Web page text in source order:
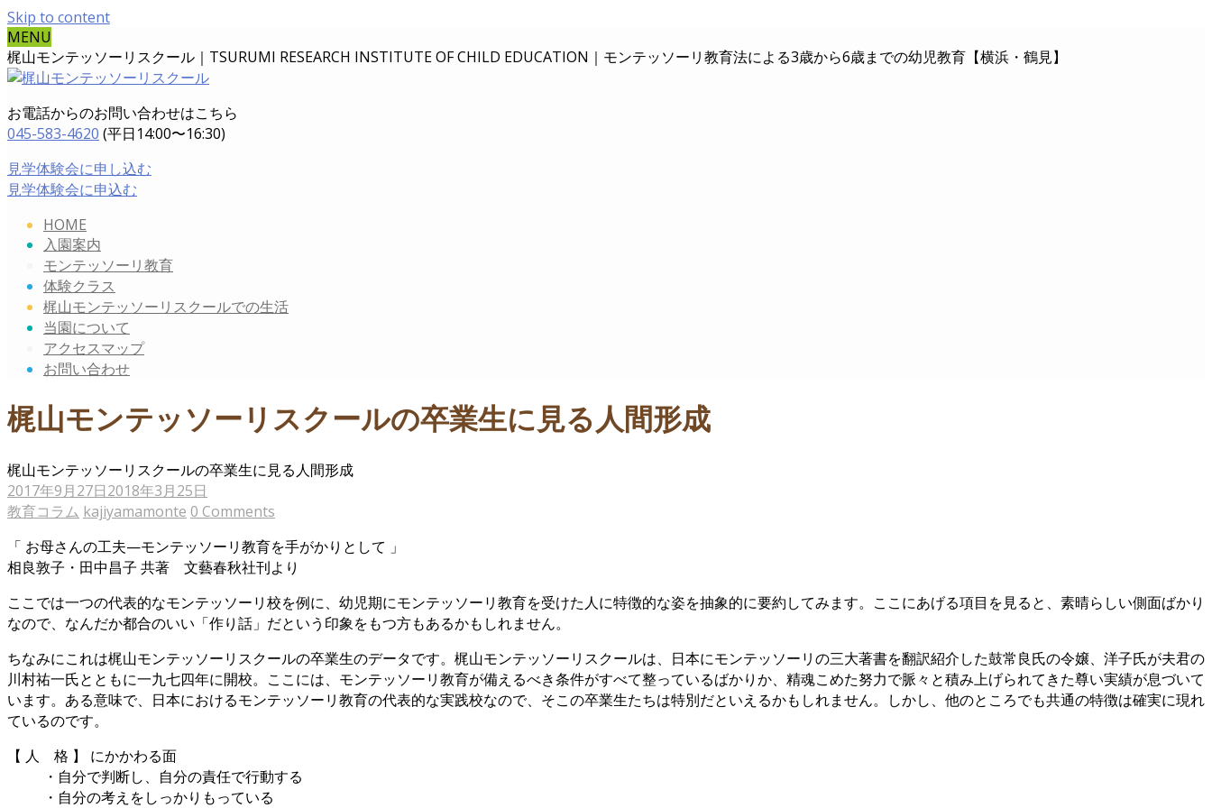
Skip to content
MENU
梶山モンテッソーリスクール｜TSURUMI RESEARCH INSTITUTE OF CHILD EDUCATION｜ モンテッソーリ教育法による3歳から6歳までの幼児教育【横浜・鶴見】
お電話からのお問い合わせはこちら
045-583-4620 (平日14:00〜16:30)
見学体験会に申し込む
見学体験会に申込む
HOME
入園案内
モンテッソーリ教育
体験クラス
梶山モンテッソーリスクールでの生活
当園について
アクセスマップ
お問い合わせ
梶山モンテッソーリスクールの卒業生に見る人間形成
梶山モンテッソーリスクールの卒業生に見る人間形成
2017年9月27日2018年3月25日
教育コラム kajiyamamonte 0 Comments
「 お母さんの工夫—モンテッソーリ教育を手がかりとして 」
相良敦子・田中昌子 共著 文藝春秋社刊より
ここでは一つの代表的なモンテッソーリ校を例に、幼児期にモンテッソーリ教育を受けた人に特徴的な姿を抽象的に要約してみます。ここにあげる項目を見ると、素晴らしい側面ばかり
なので、なんだか都合のいい「作り話」だという印象をもつ方もあるかもしれません。
ちなみにこれは梶山モンテッソーリスクールの卒業生のデータです。梶山モンテッソーリスクールは、日本にモンテッソーリの三大著書を翻訳紹介した鼓常良氏の令嬢、洋子氏が夫君の
川村祐一氏とともに一九七四年に開校。ここには、モンテッソーリ教育が備えるべき条件がすべて整っているばかりか、精魂こめた努力で脈々と積み上げられてきた尊い実績が息づいて
います。ある意味で、日本におけるモンテッソーリ教育の代表的な実践校なので、そこの卒業生たちは特別だといえるかもしれません。しかし、他のところでも共通の特徴は確実に現れ
ているのです。
【 人 格 】 にかかわる面
・自分で判断し、自分の責任で行動する
・自分の考えをしっかりもっている